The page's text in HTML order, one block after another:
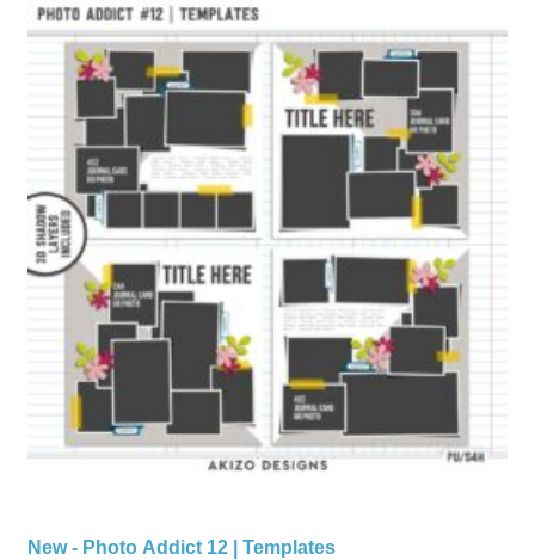
New - Photo Addict 12 | Templates